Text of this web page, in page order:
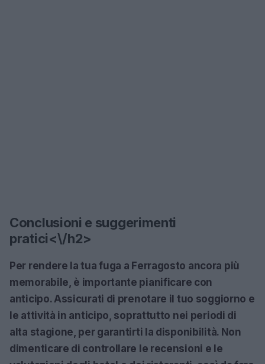
Conclusioni e suggerimenti
pratici<\/h2>
Per rendere la tua fuga a Ferragosto ancora più
memorabile, è importante pianificare con
anticipo. Assicurati di prenotare il tuo soggiorno e
le attività in anticipo, soprattutto nei periodi di
alta stagione, per garantirti la disponibilità. Non
dimenticare di controllare le recensioni e le